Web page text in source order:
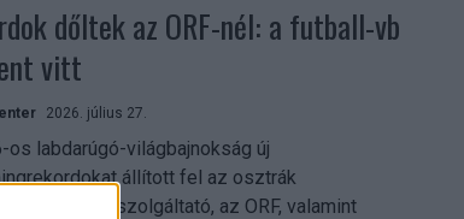
dőltek az ORF-nél: a futball-vb
vitt
2026. július 27.
os labdarúgó-világbajnokság új
állított fel az osztrák
műsorszolgáltató, az ORF, valamint